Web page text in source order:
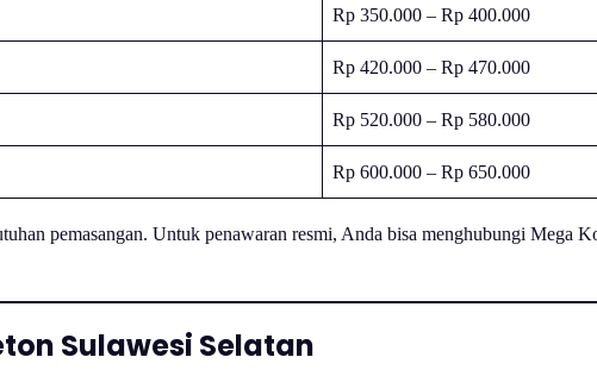
Rp 350.000 – Rp 400.000
Rp 420.000 – Rp 470.000
Rp 520.000 – Rp 580.000
Rp 600.000 – Rp 650.000
pemasangan. Untuk penawaran resmi, Anda bisa menghubungi Mega
Sulawesi Selatan